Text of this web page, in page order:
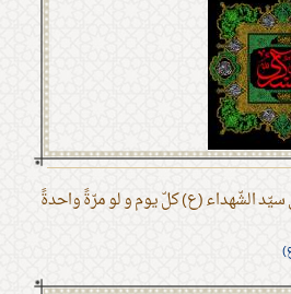
الشّهداء (ع) كلّ يوم و لو مرّةً واحدةً